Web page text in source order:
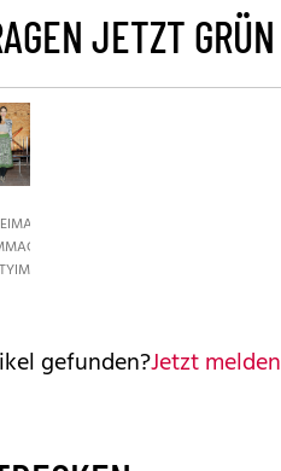
JETZT GRÜN
GETTY,
GETTY,
gefunden?Jetzt melden